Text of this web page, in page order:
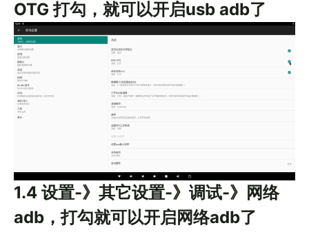
OTG 打勾，就可以开启usb adb了
1.4 设置-》其它设置-》调试-》网络
adb，打勾就可以开启网络adb了